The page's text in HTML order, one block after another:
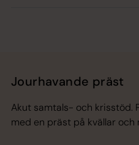
Jourhavande präst
Akut samtals- och krisstöd.
med en präst på kvällar och